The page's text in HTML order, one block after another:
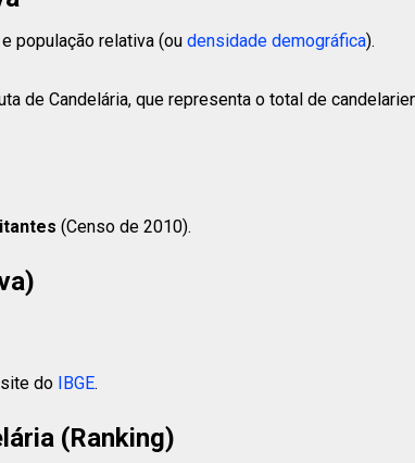
população relativa (ou densidade demográfica).
de Candelária, que representa o total de
(Censo de 2010).
do IBGE.
(Ranking)